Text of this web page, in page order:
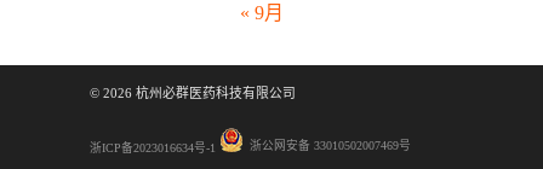
« 9月
© 2026 杭州必群医药科技有限公司
浙ICP备2023016634号-1 浙公网安备 33010502007469号